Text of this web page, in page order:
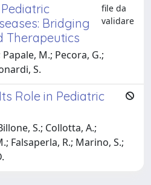
Bridging
Therapeutics
file da
validare
M.; Pecora, G.;
S.
Role in Pediatric
S.; Collotta, A.;
Falsaperla, R.; Marino, S.;